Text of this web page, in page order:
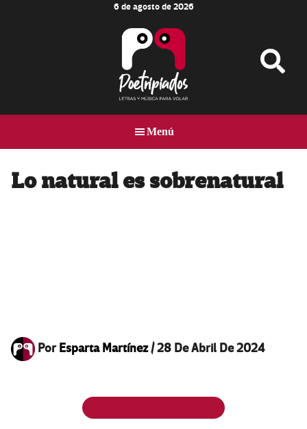
6 de agosto de 2026
MÚSICA
PARA
Menú
Lo natural es sobrenatural
PorEsparta Martínez/28 De Abril De 2024